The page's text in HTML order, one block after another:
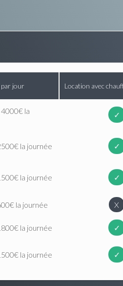
par jour Location avec
la
✓
la journée ✓
la journée ✓
la journée X
la journée ✓
la journée ✓